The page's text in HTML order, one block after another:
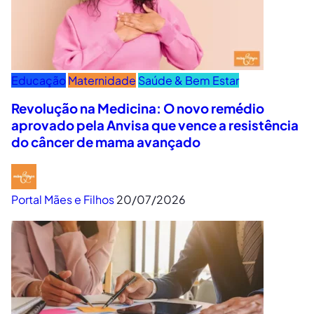
EducaçãoMaternidade Saúde & Bem Estar
Revolução na Medicina: O novo remédio
aprovado pela Anvisa que vence a resistência
do câncer de mama avançado
Portal Mães e Filhos20/07/2026